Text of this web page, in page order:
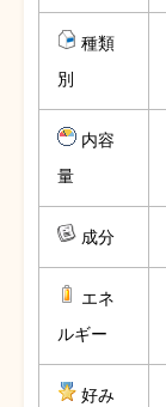
種類
別
内容
量
成分
エネ
ルギー
好み